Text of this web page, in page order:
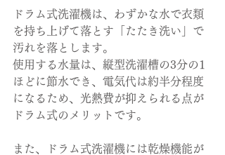
ドラム式洗濯機は、わずかな水で衣類
を持ち上げて落とす「たたき洗い」で
汚れを落とします。
使用する水量は、縦型洗濯槽の3分の1
ほどに節水でき、電気代は約半分程度
になるため、光熱費が抑えられる点が
ドラム式のメリットです。
また、ドラム式洗濯機には乾燥機能が